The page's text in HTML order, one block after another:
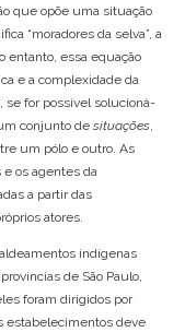
que opõe uma situação
“moradores da selva”, a
entanto, essa equação
e a complexidade da
se for possível solucioná-
conjunto de situações
um pólo e outro. As
os agentes da
a partir das
atores.
indígenas
de São Paulo,
foram dirigidos por
estabelecimentos deve